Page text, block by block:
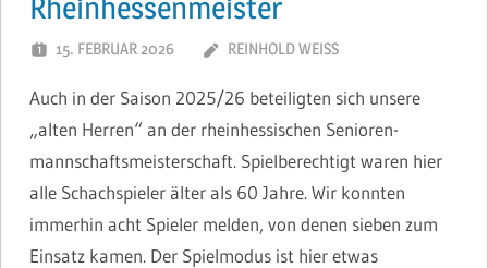
15. FEBRUAR 2026 REINHOLD WEISS
Auch in der Saison 2025/26 beteiligten sich unsere
„alten Herren“ an der rheinhessischen Senioren-
mannschaftsmeisterschaft. Spielberechtigt waren hier
alle Schachspieler älter als 60 Jahre. Wir konnten
immerhin acht Spieler melden, von denen sieben zum
Einsatz kamen. Der Spielmodus ist hier etwas